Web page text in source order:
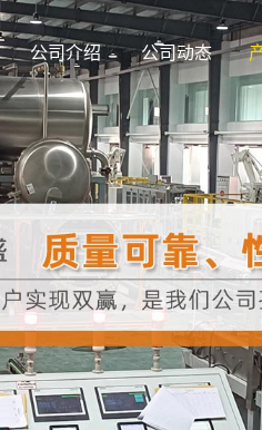
公司介绍 公司动态